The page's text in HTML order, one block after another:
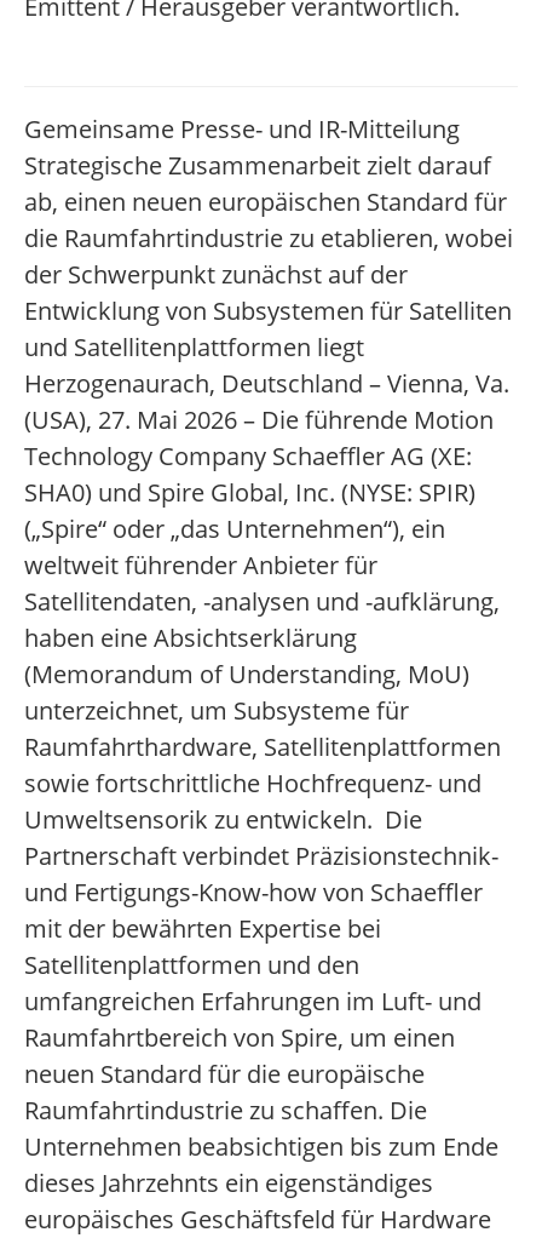
Emittent / Herausgeber verantwortlich.
Gemeinsame Presse- und IR-Mitteilung
Strategische Zusammenarbeit zielt darauf
ab, einen neuen europäischen Standard für
die Raumfahrtindustrie zu etablieren, wobei
der Schwerpunkt zunächst auf der
Entwicklung von Subsystemen für Satelliten
und Satellitenplattformen liegt
Herzogenaurach, Deutschland – Vienna, Va.
(USA), 27. Mai 2026 – Die führende Motion
Technology Company Schaeffler AG (XE:
SHA0) und Spire Global, Inc. (NYSE: SPIR)
(„Spire“ oder „das Unternehmen“), ein
weltweit führender Anbieter für
Satellitendaten, -analysen und -aufklärung,
haben eine Absichtserklärung
(Memorandum of Understanding, MoU)
unterzeichnet, um Subsysteme für
Raumfahrthardware, Satellitenplattformen
sowie fortschrittliche Hochfrequenz- und
Umweltsensorik zu entwickeln. Die
Partnerschaft verbindet Präzisionstechnik-
und Fertigungs-Know-how von Schaeffler
mit der bewährten Expertise bei
Satellitenplattformen und den
umfangreichen Erfahrungen im Luft- und
Raumfahrtbereich von Spire, um einen
neuen Standard für die europäische
Raumfahrtindustrie zu schaffen. Die
Unternehmen beabsichtigen bis zum Ende
dieses Jahrzehnts ein eigenständiges
europäisches Geschäftsfeld für Hardware